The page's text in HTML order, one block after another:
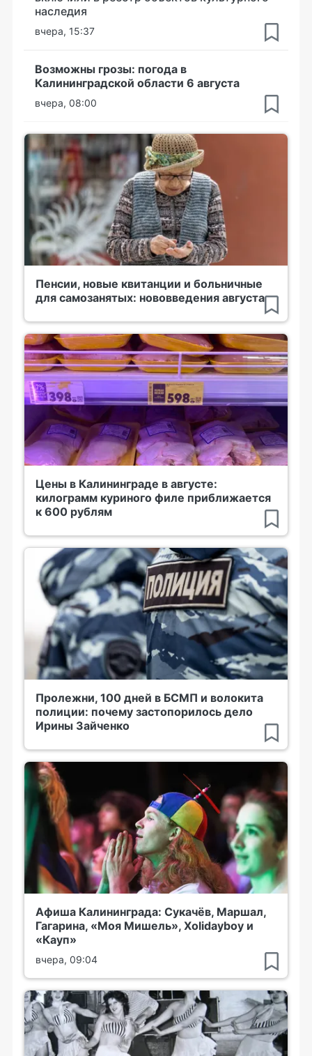
наследия
вчера, 15:37
Возможны грозы: погода в
Калининградской области 6 августа
вчера, 08:00
Пенсии, новые квитанции и больничные
для самозанятых: нововведения августа
Цены в Калининграде в августе:
килограмм куриного филе приближается
к 600 рублям
Пролежни, 100 дней в БСМП и волокита
полиции: почему застопорилось дело
Ирины Зайченко
Афиша Калининграда: Сукачёв, Маршал,
Гагарина, «Моя Мишель», Xolidayboy и
«Кауп»
вчера, 09:04